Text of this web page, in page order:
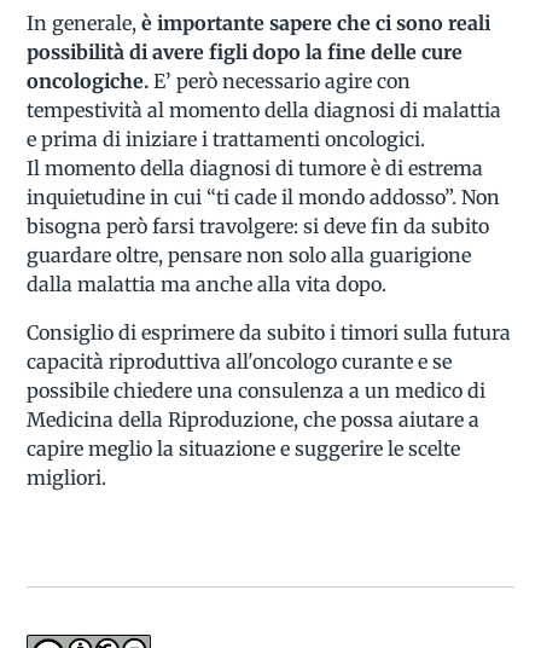
In generale,è importante sapere che ci sono reali
possibilità di avere figli dopo la fine delle cure
oncologiche.E’ però necessario agire con
tempestività al momento della diagnosi di malattia
e prima di iniziare i trattamenti oncologici.
Il momento della diagnosi di tumore è di estrema
inquietudine in cui “ti cade il mondo addosso”. Non
bisogna però farsi travolgere: si deve fin da subito
guardare oltre, pensare non solo alla guarigione
dalla malattia ma anche alla vita dopo.
Consiglio di esprimere da subito i timori sulla futura
capacità riproduttiva all'oncologo curante e se
possibile chiedere una consulenza a un medico di
Medicina della Riproduzione, che possa aiutare a
capire meglio la situazione e suggerire le scelte
migliori.